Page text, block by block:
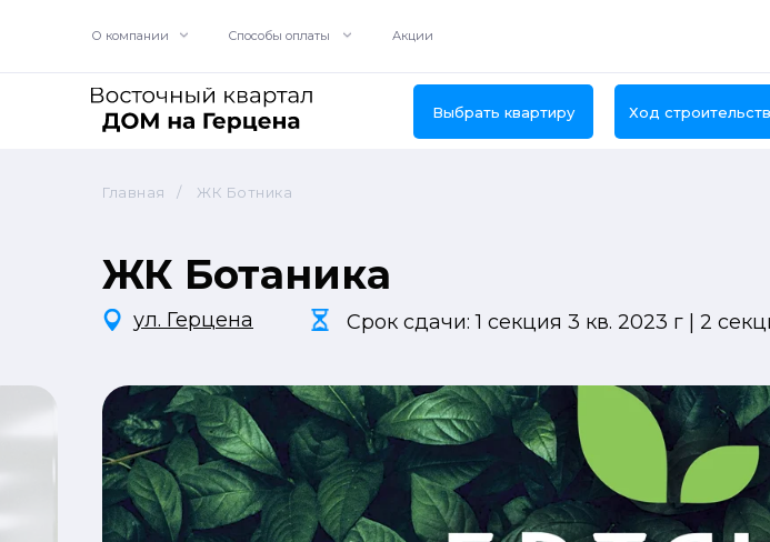
Акции
О компании Cпособы оплаты
Ход
Выбрать квартиру
Главная / ЖК Ботника
ЖК Ботаника
ул. Герцена Срок сдачи: 1 секция 3 кв. 2023 г | 2